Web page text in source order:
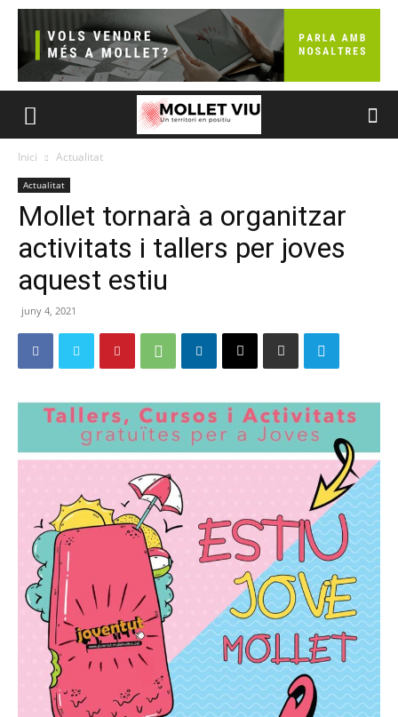
Inici Actualitat
Actualitat
Mollet tornarà a organitzar
activitats i tallers per joves
aquest estiu
juny 4, 2021